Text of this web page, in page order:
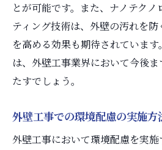
とが可能です。また、ナノテク
ティング技術は、外壁の汚れを
を高める効果も期待されていま
は、外壁工事業界において今後
たすでしょう。
外壁工事での環境配慮の実施方
外壁工事において環境配慮を実